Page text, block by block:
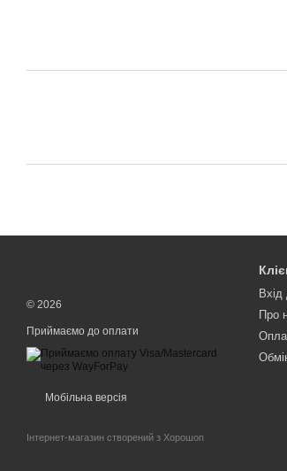
© 2026
Приймаємо до оплати
Мобільна версія
Інтернет-магазин створений з Хорошоп
Вхід
Про